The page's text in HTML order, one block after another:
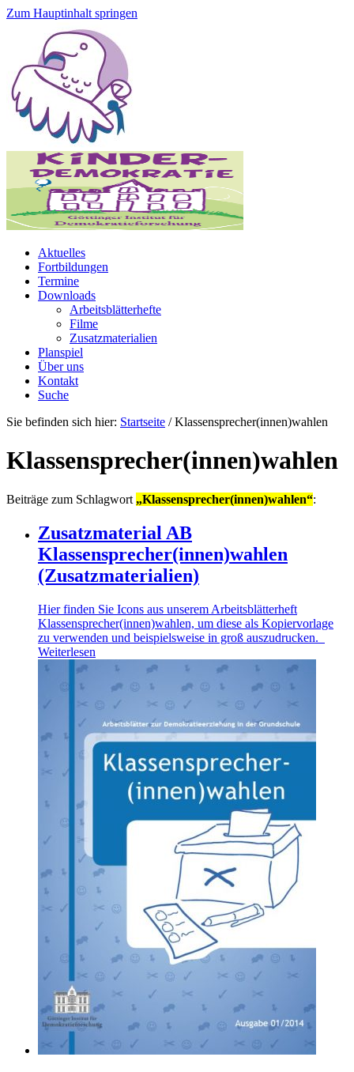
Zum Hauptinhalt springen
Aktuelles
Fortbildungen
Termine
Downloads
Arbeitsblätterhefte
Filme
Zusatzmaterialien
Planspiel
Über uns
Kontakt
Suche
Sie befinden sich hier: Startseite / Klassensprecher(innen)wahlen
Klassensprecher(innen)wahlen
Beiträge zum Schlagwort „Klassensprecher(innen)wahlen“:
Zusatzmaterial AB
Klassensprecher(innen)wahlen
(Zusatzmaterialien)
Hier finden Sie Icons aus unserem Arbeitsblätterheft
Klassensprecher(innen)wahlen, um diese als Kopiervorlage
zu verwenden und beispielsweise in groß auszudrucken.
Weiterlesen